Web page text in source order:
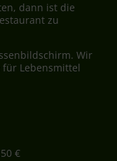
dann ist die
zu
Wir
für Lebensmittel
€